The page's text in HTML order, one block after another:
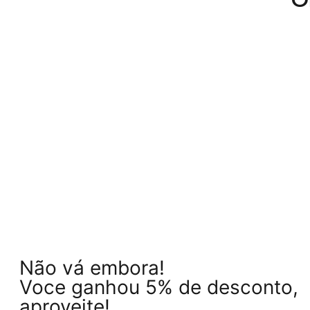
Não vá embora!
Voce ganhou 5% de desconto,